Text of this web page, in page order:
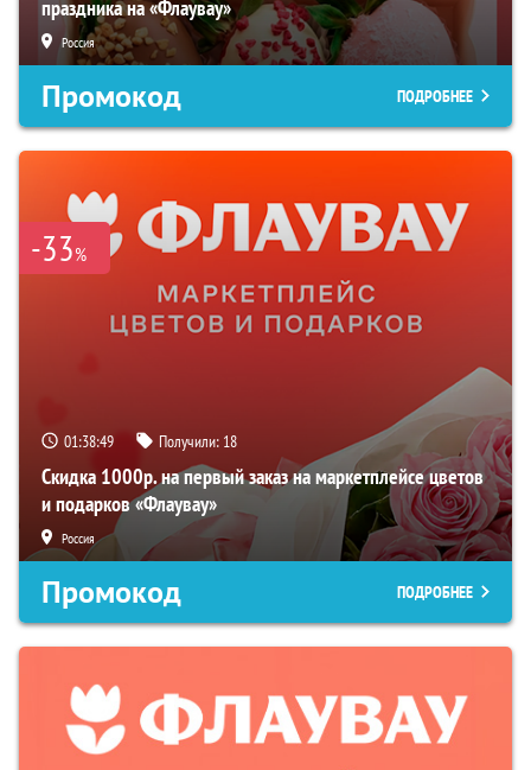
праздника на «Флаувау»
Россия
Промокод ПОДРОБНЕЕ
-33%
01:38:48 Получили: 18
Скидка 1000р. на первый заказ на маркетплейсе цветов
и подарков «Флаувау»
Россия
Промокод ПОДРОБНЕЕ